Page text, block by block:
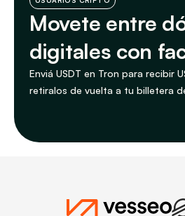
Movete entre
digitales con
Enviá USDT en Tron para recibir
retiralos de vuelta a tu billetera